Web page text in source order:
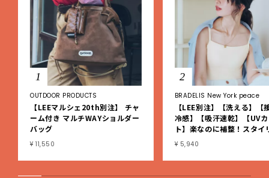
1
OUTDOOR PRODUCTS
【LEEマルシェ20th別注】 チャ
ーム付き マルチWAYショルダー
バッグ
¥ 11,550
2
BRADELIS New York peace
【LEE別注】【洗える】【
冷感】【吸汗速乾】【UV
ト】楽なのに補整！スタイ
シュ綿混ブラキャミ
¥ 5,940